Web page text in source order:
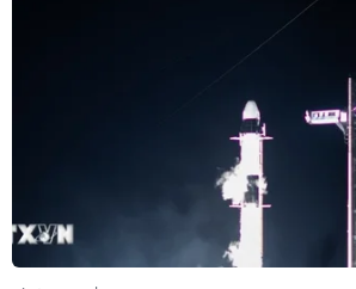
Nga đã phản đối một tuyên bố của
mãn nhiệm Obama về việc cắt giảm
đồng thời nhấn mạnh rằng nước này
xét cắt giảm kho vũ khí hạt nhân của